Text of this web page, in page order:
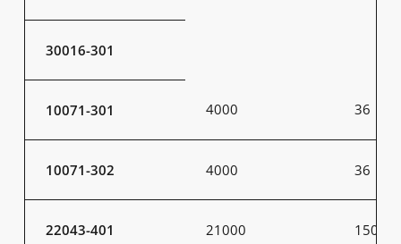
30016-301
10071-301 4000 36
10071-302 4000 36
22043-401 21000 150